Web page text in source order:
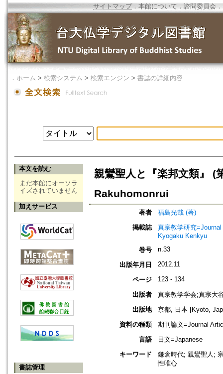
サイトマップ．本館について ． 諮問委員会 ．
． ホーム > 検索システム > 検索エンジン > 書誌の詳細内容
本文を読む
まだ本館にオーソラ
イズされていません
加えサービス
書誌管理
親鸞聖人と『楽邦文類』
Rakuhomonrui
著者
福島光哉 (著)
掲載誌
真宗教学研究
Kyogaku Kenkyu
巻号
n.33
出版年月日 2012.11
ページ 123 - 134
出版者
真宗教学学会;真宗大
出版地
京都, 日本 [Kyoto,
資料の種類
期刊論文=Journal
言語
日文=Japanese
キーワード
鎌倉時代; 親鸞聖人;
性唯心